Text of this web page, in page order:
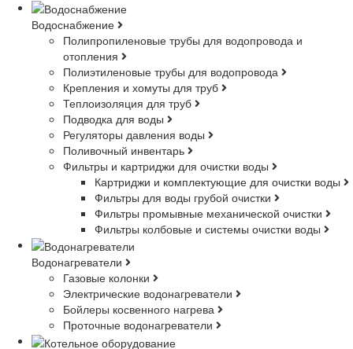
Водоснабжение
Полипропиленовые трубы для водопровода и
отопления
Полиэтиленовые трубы для водопровода
Крепления и хомуты для труб
Теплоизоляция для труб
Подводка для воды
Регуляторы давления воды
Поливочный инвентарь
Фильтры и картриджи для очистки воды
Картриджи и комплектующие для очистки воды
Фильтры для воды грубой очистки
Фильтры промывные механической очистки
Фильтры колбовые и системы очистки воды
Водонагреватели
Газовые колонки
Электрические водонагреватели
Бойлеры косвенного нагрева
Проточные водонагреватели